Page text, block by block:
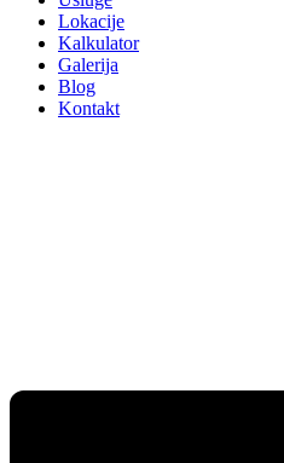
Lokacije
Kalkulator
Galerija
Blog
Kontakt